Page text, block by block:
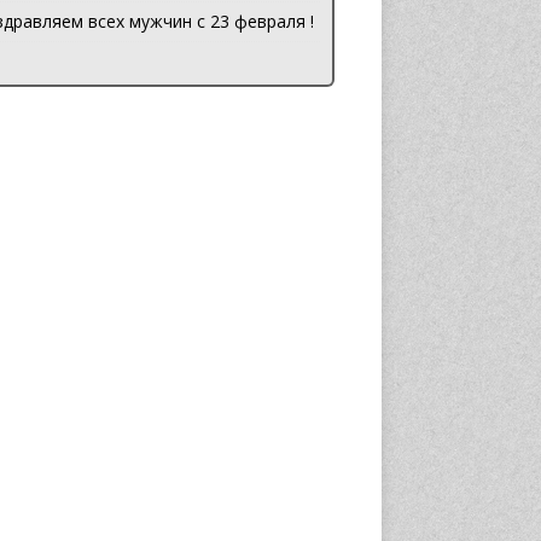
всех мужчин с 23 февраля !